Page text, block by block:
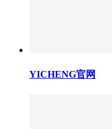
YICHENG官网